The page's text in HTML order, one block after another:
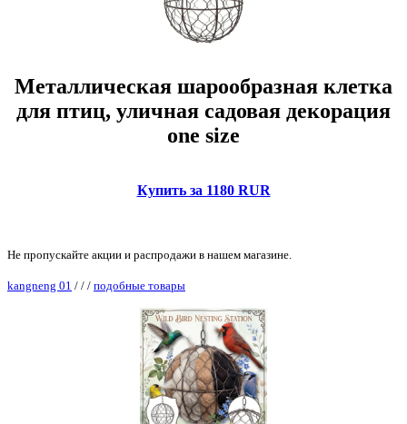
Металлическая шарообразная клетка
для птиц, уличная садовая декорация
one size
Купить за 1180 RUR
Не пропускайте акции и распродажи в нашем магазине.
kangneng 01 / / / подобные товары